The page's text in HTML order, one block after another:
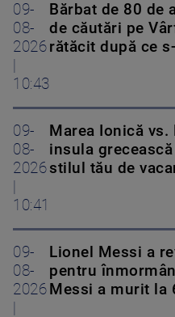
09-
08-
2026
10:43
Bărbat de 80 de
de căutări pe
rătăcit după ce
09-
08-
2026
10:41
Marea Ionică vs.
insula
stilul tău de
09-
08-
2026
Lionel Messi a
pentru
Messi a murit la